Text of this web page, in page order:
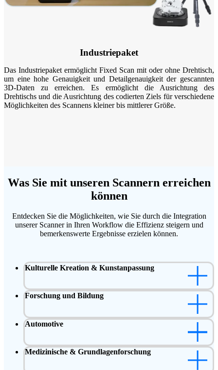
Industriepaket
Das Industriepaket ermöglicht Fixed Scan mit oder ohne Drehtisch,
um eine hohe Genauigkeit und Detailgenauigkeit der gescannten
3D-Daten zu erreichen. Es ermöglicht die Ausrichtung des
Drehtischs und die Ausrichtung des codierten Ziels für verschiedene
Möglichkeiten des Scannens kleiner bis mittlerer Größe.
Was Sie mit unseren Scannern erreichen
können
Entdecken Sie die Möglichkeiten, wie Sie durch die Integration
unserer Scanner in Ihren Workflow die Effizienz steigern und
bemerkenswerte Ergebnisse erzielen können.
Kulturelle Kreation & Kunstanpassung
Forschung und Bildung
Automotive
Medizinische & Grundlagenforschung